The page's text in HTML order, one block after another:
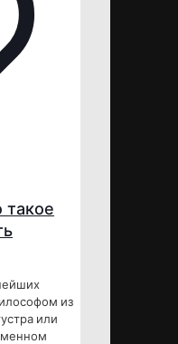
такое
из
или